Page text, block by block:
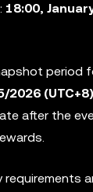
18:00,
period
2026 (UTC+8)
after the
requirements